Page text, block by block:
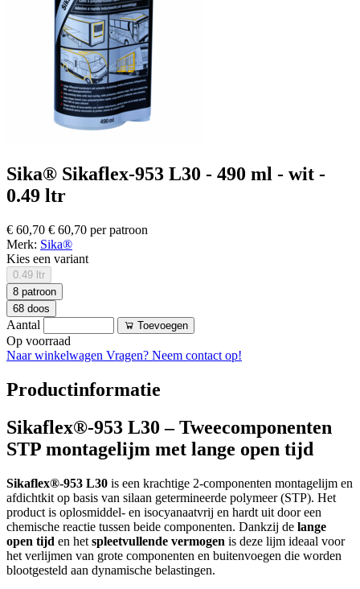
Sika® Sikaflex-953 L30 - 490 ml - wit -
0.49 ltr
€ 60,70 € 60,70 per patroon
Merk: Sika®
Kies een variant
0.49 ltr
8 patroon
68 doos
Aantal Toevoegen
Op voorraad
Naar winkelwagen Vragen? Neem contact op!
Productinformatie
Sikaflex®-953 L30 – Tweecomponenten
STP montagelijm met lange open tijd
Sikaflex®-953 L30 is een krachtige 2-componenten montagelijm en
afdichtkit op basis van silaan getermineerde polymeer (STP). Het
product is oplosmiddel- en isocyanaatvrij en hardt uit door een
chemische reactie tussen beide componenten. Dankzij de lange
open tijd en het spleetvullende vermogen is deze lijm ideaal voor
het verlijmen van grote componenten en buitenvoegen die worden
blootgesteld aan dynamische belastingen.